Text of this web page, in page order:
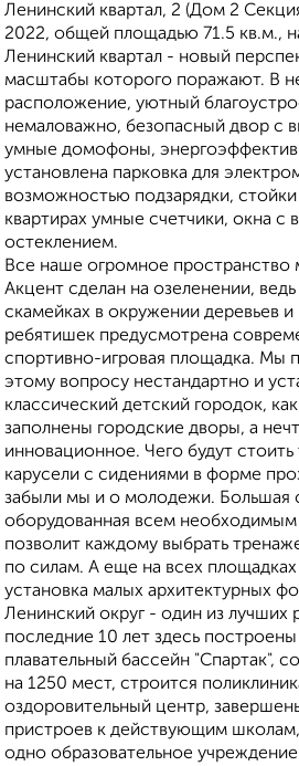
Ленинский квартал, 2 (Дом 2
2022, общей площадью 71.5 кв.м.,
Ленинский квартал - новый
масштабы которого поражают. В
расположение, уютный
немаловажно, безопасный двор с
умные домофоны,
установлена парковка для
возможностью подзарядки,
квартирах умные счетчики, окна с
остеклением.
Все наше огромное пространство
Акцент сделан на озеленении,
скамейках в окружении деревьев и
ребятишек предусмотрена
спортивно-игровая площадка. Мы
этому вопросу нестандартно и
классический детский городок,
заполнены городские дворы, а
инновационное. Чего будут стоить
карусели с сидениями в форме
забыли мы и о молодежи. Большая
оборудованная всем
позволит каждому выбрать
по силам. А еще на всех
установка малых архитектурных
Ленинский округ - один из лучших
последние 10 лет здесь
плавательный бассейн "Спартак",
на 1250 мест, строится
оздоровительный центр,
пристроев к действующим
одно образовательное